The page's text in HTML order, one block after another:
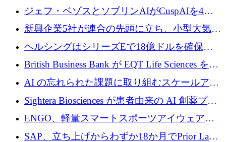
ーズ B に参加し、AI を活用した倉庫自動化を
ジェフ・ベゾスとソブリンAIがCuspAIを4億
5,000万ドルの資金調達で支援
新興企業5社が連合の先頭に立ち、小型大気質
センサーをEUのクリーンエア政策の中心に据
ヘルシングはシリーズEで18億ドルを確保、
ウーバーはデリバリー・ヒーローを130億ユー
銀行を立ち上げる
British Business Bank が EQT Life Sciences を
2,500 万ユーロのコミットメントで支援
AI の忘れられた課題に取り組むスケールアッ
プを実現: カメラロール
Sightera Biosciences が患者由来の AI 創薬プラ
ットフォームを拡大するために 300 万ユーロ
のプレシードをクローズ
ENGO、軽量スマートスポーツアイウェアの
進歩のために510万ユーロを調達
SAP、立ち上げからわずか18か月でPrior Labs